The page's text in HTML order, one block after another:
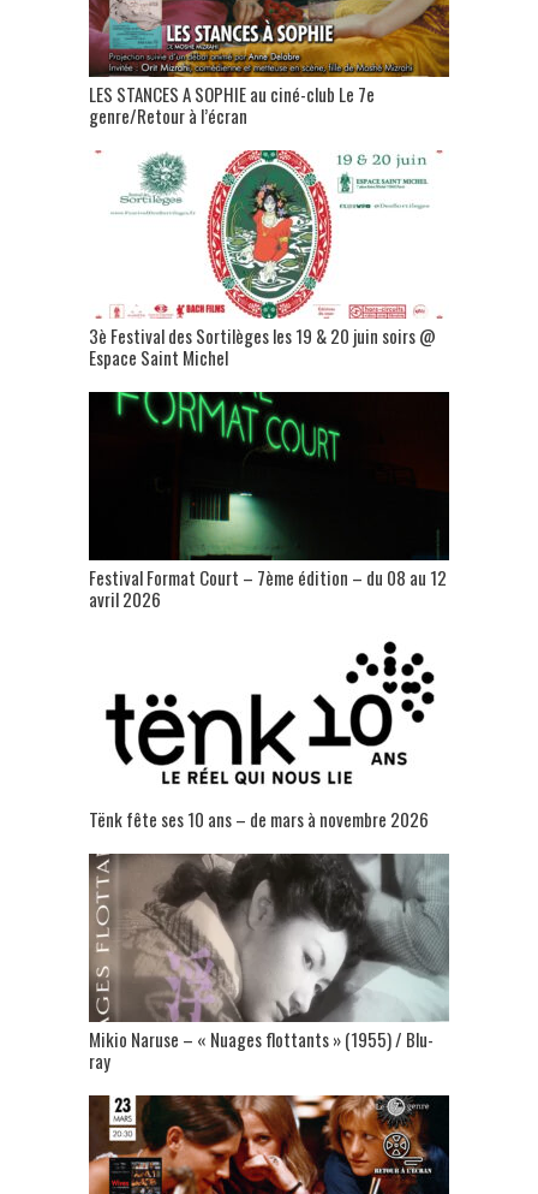
LES STANCES A SOPHIE au ciné-club Le 7e
genre/Retour à l’écran
3è Festival des Sortilèges les 19 & 20 juin soirs @
Espace Saint Michel
Festival Format Court – 7ème édition – du 08 au 12
avril 2026
Tënk fête ses 10 ans – de mars à novembre 2026
Mikio Naruse – « Nuages flottants » (1955) / Blu-
ray